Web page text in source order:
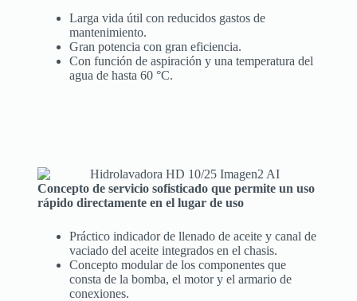
Larga vida útil con reducidos gastos de
mantenimiento.
Gran potencia con gran eficiencia.
Con función de aspiración y una temperatura del
agua de hasta 60 °C.
Concepto de servicio sofisticado que permite un uso
rápido directamente en el lugar de uso
Práctico indicador de llenado de aceite y canal de
vaciado del aceite integrados en el chasis.
Concepto modular de los componentes que
consta de la bomba, el motor y el armario de
conexiones.